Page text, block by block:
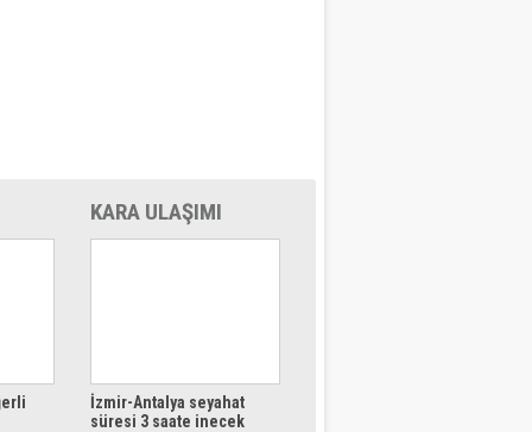
KARA ULAŞIMI
İzmir-Antalya seyahat
süresi 3 saate inecek